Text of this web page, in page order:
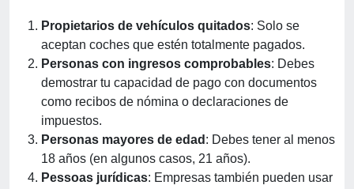
Propietarios de vehículos quitados: Solo se
aceptan coches que estén totalmente pagados.
Personas con ingresos comprobables: Debes
demostrar tu capacidad de pago con documentos
como recibos de nómina o declaraciones de
impuestos.
Personas mayores de edad : Debes tener al menos
18 años (en algunos casos, 21 años).
Pessoas jurídicas: Empresas también pueden usar